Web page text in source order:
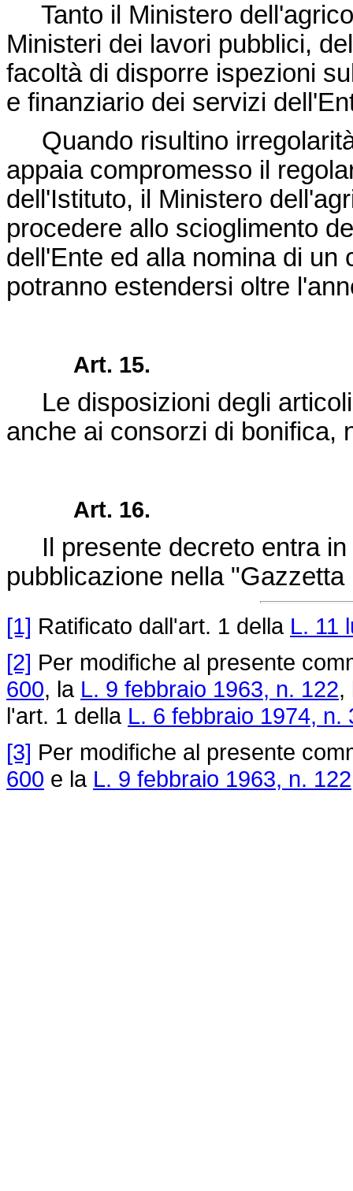
Tanto il Ministero
Ministeri dei lavori pubblici,
facoltà di disporre ispezioni
e finanziario dei servizi
Quando risultino
appaia compromesso il
dell'Istituto, il Ministero
procedere allo scioglimento
dell'Ente ed alla nomina di
potranno estendersi oltre
Art. 15.
Le disposizioni degli articoli
anche ai consorzi di bonifica,
Art. 16.
Il presente decreto entra in
pubblicazione nella "Gazzetta
[1] Ratificato dall'art. 1 della L. 11
[2] Per modifiche al presente
600, la L. 9 febbraio 1963, n. 122,
l'art. 1 della L. 6 febbraio 1974, n.
[3] Per modifiche al presente
600 e la L. 9 febbraio 1963, n. 122